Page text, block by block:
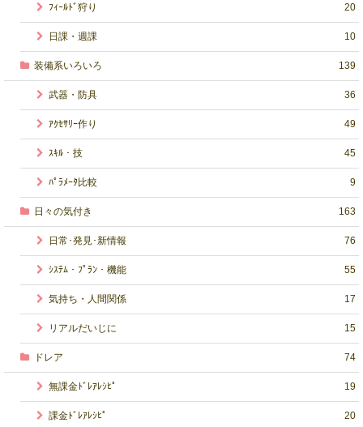
ﾌｨｰﾙﾄﾞ狩り 20
日課・週課 10
装備系いろいろ 139
武器・防具 36
ｱｸｾｻﾘｰ作り 49
ｽｷﾙ・技 45
ﾊﾟﾗﾒｰﾀ比較 9
日々の気付き 163
日常･発見･新情報 76
ｼｽﾃﾑ・ﾌﾟﾗﾝ・機能 55
気持ち・人間関係 17
リアルだいじに 15
ドレア 74
無課金ﾄﾞﾚｱﾚｼﾋﾟ 19
課金ﾄﾞﾚｱﾚｼﾋﾟ 20